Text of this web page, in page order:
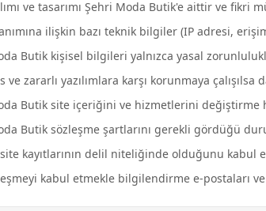
ve tasarımı Şehri Moda Butik'e aittir ve fikri
ilişkin bazı teknik bilgiler (IP adresi,
Butik kişisel bilgileri yalnızca yasal
ve zararlı yazılımlara karşı korunmaya
Butik site içeriğini ve hizmetlerini değiştirme
Butik sözleşme şartlarını gerekli gördüğü
kayıtlarının delil niteliğinde olduğunu kabul
kabul etmekle bilgilendirme e-postaları